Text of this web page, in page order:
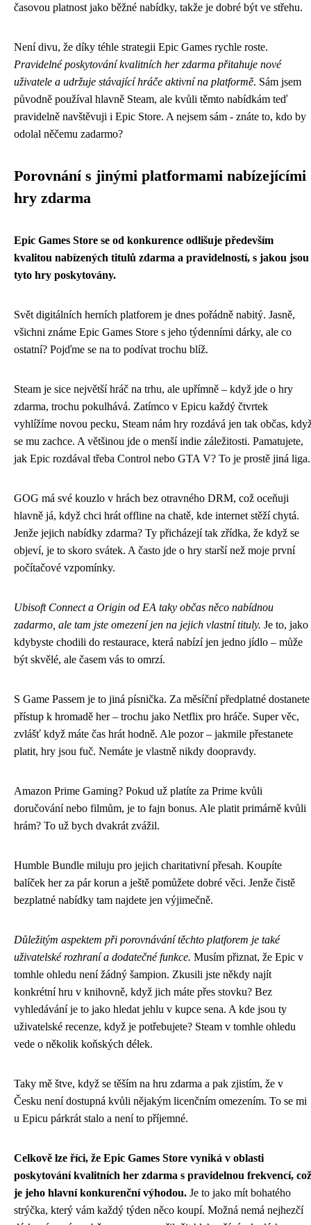
časovou platnost jako běžné nabídky, takže je dobré být ve střehu.
Není divu, že díky téhle strategii Epic Games rychle roste.
Pravidelné poskytování kvalitních her zdarma přitahuje nové
uživatele a udržuje stávající hráče aktivní na platformě. Sám jsem
původně používal hlavně Steam, ale kvůli těmto nabídkám teď
pravidelně navštěvuji i Epic Store. A nejsem sám - znáte to, kdo by
odolal něčemu zadarmo?
Porovnání s jinými platformami nabízejícími
hry zdarma
Epic Games Store se od konkurence odlišuje především
kvalitou nabízených titulů zdarma a pravidelností, s jakou jsou
tyto hry poskytovány.
Svět digitálních herních platforem je dnes pořádně nabitý. Jasně,
všichni známe Epic Games Store s jeho týdenními dárky, ale co
ostatní? Pojďme se na to podívat trochu blíž.
Steam je sice největší hráč na trhu, ale upřímně – když jde o hry
zdarma, trochu pokulhává. Zatímco v Epicu každý čtvrtek
vyhlížíme novou pecku, Steam nám hry rozdává jen tak občas,
se mu zachce. A většinou jde o menší indie záležitosti. Pamatujete,
jak Epic rozdával třeba Control nebo GTA V? To je prostě jiná liga.
GOG má své kouzlo v hrách bez otravného DRM, což oceňuji
hlavně já, když chci hrát offline na chatě, kde internet stěží chytá.
Jenže jejich nabídky zdarma? Ty přicházejí tak zřídka, že když se
objeví, je to skoro svátek. A často jde o hry starší než moje první
počítačové vzpomínky.
Ubisoft Connect a Origin od EA taky občas něco nabídnou
zadarmo, ale tam jste omezení jen na jejich vlastní tituly. Je to, jako
kdybyste chodili do restaurace, která nabízí jen jedno jídlo – může
být skvělé, ale časem vás to omrzí.
S Game Passem je to jiná písnička. Za měsíční předplatné dostanete
přístup k hromadě her – trochu jako Netflix pro hráče. Super věc,
zvlášť když máte čas hrát hodně. Ale pozor – jakmile přestanete
platit, hry jsou fuč. Nemáte je vlastně nikdy doopravdy.
Amazon Prime Gaming? Pokud už platíte za Prime kvůli
doručování nebo filmům, je to fajn bonus. Ale platit primárně kvůli
hrám? To už bych dvakrát zvážil.
Humble Bundle miluju pro jejich charitativní přesah. Koupíte
balíček her za pár korun a ještě pomůžete dobré věci. Jenže čistě
bezplatné nabídky tam najdete jen výjimečně.
Důležitým aspektem při porovnávání těchto platforem je také
uživatelské rozhraní a dodatečné funkce. Musím přiznat, že Epic v
tomhle ohledu není žádný šampion. Zkusili jste někdy najít
konkrétní hru v knihovně, když jich máte přes stovku? Bez
vyhledávání je to jako hledat jehlu v kupce sena. A kde jsou ty
uživatelské recenze, když je potřebujete? Steam v tomhle ohledu
vede o několik koňských délek.
Taky mě štve, když se těším na hru zdarma a pak zjistím, že v
Česku není dostupná kvůli nějakým licenčním omezením. To se mi
u Epicu párkrát stalo a není to příjemné.
Celkově lze říci, že Epic Games Store vyniká v oblasti
poskytování kvalitních her zdarma s pravidelnou frekvencí, což
je jeho hlavní konkurenční výhodou. Je to jako mít bohatého
strýčka, který vám každý týden něco koupí. Možná nemá nejhezčí